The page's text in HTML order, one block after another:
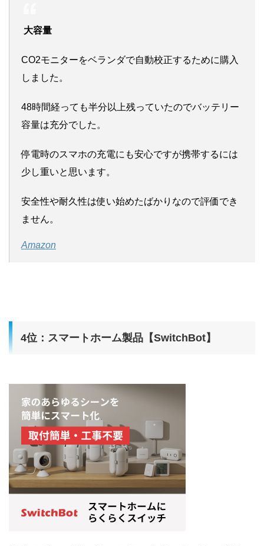
大容量
CO2モニターをベランダで自動校正するために購入
しました。
48時間経っても半分以上残っていたのでバッテリー
容量は充分でした。
停電時のスマホの充電にも安心ですが携帯するには
少し重いと思います。
安全性や耐久性は使い始めたばかりなので評価でき
ません。
Amazon
4位：スマートホーム製品【SwitchBot】